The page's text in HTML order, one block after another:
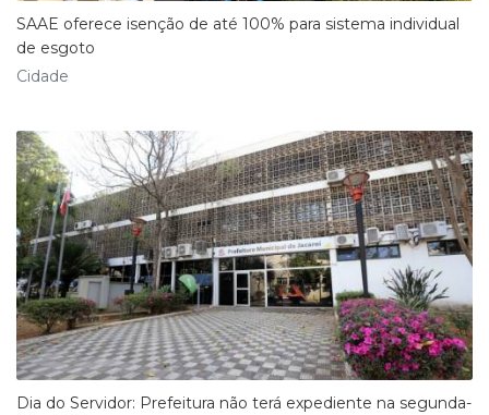
SAAE oferece isenção de até 100% para sistema individual
de esgoto
Cidade
Dia do Servidor: Prefeitura não terá expediente na segunda-